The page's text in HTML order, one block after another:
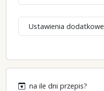
Ustawienia dodatkowe
na ile dni przepis?